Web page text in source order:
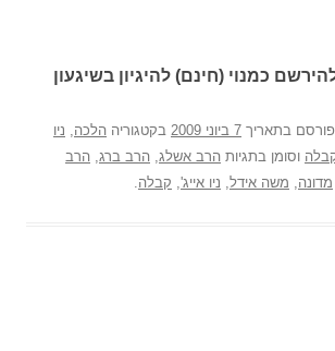
כמנוי (חינם) להיגיון בשיגעון
פורסם בתאריך 7 ביוני 2009 בקטגוריה הלכה, ניו
וסומן בתגיות הרב אשלג, הרב ברג, הרב
מדונה, משה אידל, ניו אייג', קבלה.